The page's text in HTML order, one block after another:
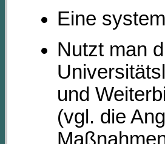
Eine
Nutzt man
und
(vgl. die